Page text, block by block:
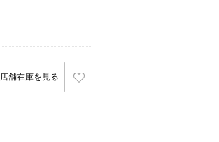
店舗在庫を見る